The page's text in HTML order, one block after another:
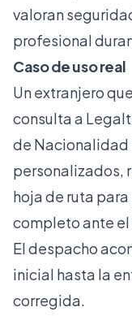
valoran
profesional
Caso de uso real
Un extranjero
consulta a
de Nacionalidad
personalizados,
hoja de ruta
completo ante
El despacho
inicial hasta la
corregida.